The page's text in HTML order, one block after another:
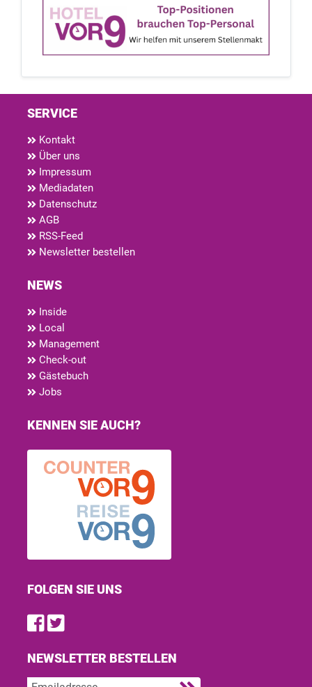
SERVICE
Kontakt
Über uns
Impressum
Mediadaten
Datenschutz
AGB
RSS-Feed
Newsletter bestellen
NEWS
Inside
Local
Management
Check-out
Gästebuch
Jobs
KENNEN SIE AUCH?
FOLGEN SIE UNS
Find us on Facebook
Follow us on Twitter
NEWSLETTER BESTELLEN